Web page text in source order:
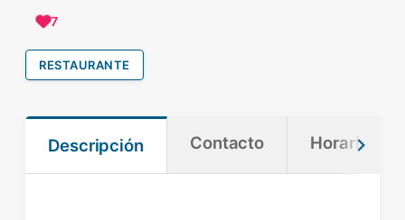
7
RESTAURANTE
Descripción Contacto Horario